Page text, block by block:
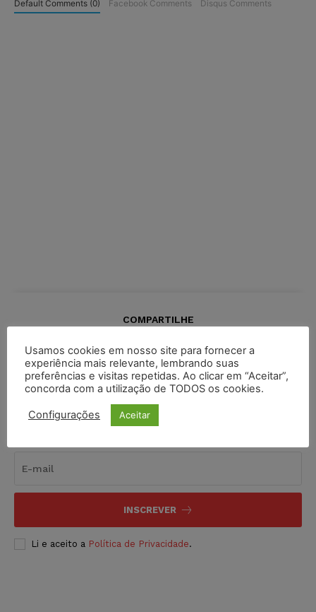
Default Comments (0) Facebook Comments Disqus Comments
COMPARTILHE
INSCREVER
Li e aceito a Política de Privacidade.
Usamos cookies em nosso site para fornecer a
experiência mais relevante, lembrando suas
preferências e visitas repetidas. Ao clicar em “Aceitar”,
concorda com a utilização de TODOS os cookies.
Configurações Aceitar